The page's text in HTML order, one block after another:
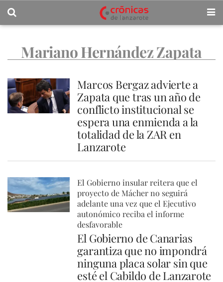
Mariano Hernández Zapata
Marcos Bergaz advierte a
Zapata que tras un año de
conflicto institucional se
espera una enmienda a la
totalidad de la ZAR en
Lanzarote
El Gobierno insular reitera que el
proyecto de Mácher no seguirá
adelante una vez que el Ejecutivo
autonómico reciba el informe
desfavorable
El Gobierno de Canarias
garantiza que no impondrá
ninguna placa solar sin que
esté el Cabildo de Lanzarote